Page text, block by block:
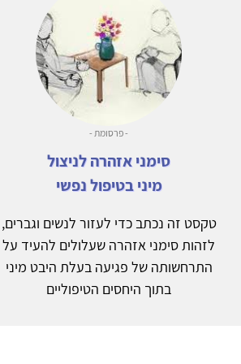
- פרסומת -
סימני אזהרה לניצול
מיני בטיפול נפשי
טקסט זה נכתב כדי לעזור לנשים וגברים,
לזהות סימני אזהרה שעלולים להעיד על
התרחשותה של פגיעה בעלת היבט מיני
בתוך היחסים הטיפוליים